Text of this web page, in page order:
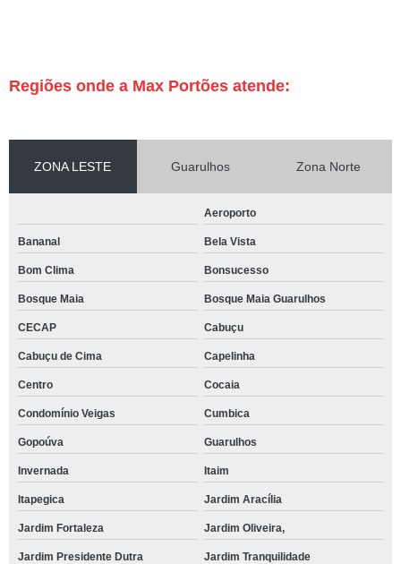
Regiões onde a Max Portões atende:
ZONA LESTE Guarulhos Zona Norte
Aeroporto
Bananal Bela Vista
Bom Clima Bonsucesso
Bosque Maia Bosque Maia Guarulhos
CECAP Cabuçu
Cabuçu de Cima Capelinha
Centro Cocaia
Condomínio Veigas Cumbica
Gopoúva Guarulhos
Invernada Itaim
Itapegica Jardim Aracília
Jardim Fortaleza Jardim Oliveira,
Jardim Presidente Dutra Jardim Tranquilidade